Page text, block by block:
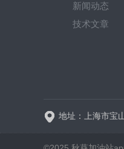
新闻动态
技术文章
地址：上海市